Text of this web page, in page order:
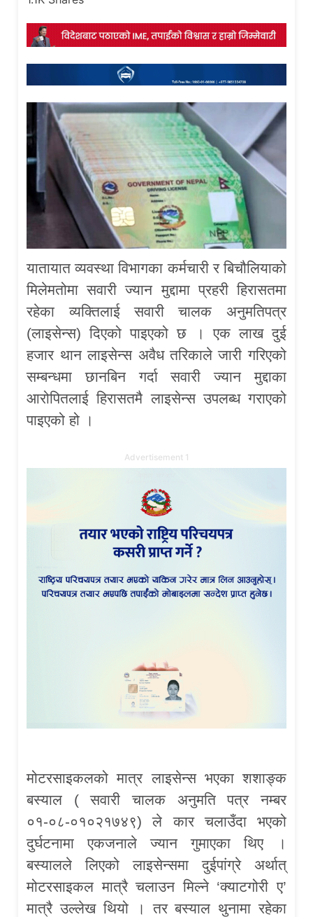
यातायात व्यवस्था विभागका कर्मचारी र बिचौलियाको
मिलेमतोमा सवारी ज्यान मुद्दामा प्रहरी हिरासतमा
रहेका व्यक्तिलाई सवारी चालक अनुमतिपत्र
(लाइसेन्स) दिएको पाइएको छ । एक लाख दुई
हजार थान लाइसेन्स अवैध तरिकाले जारी गरिएको
सम्बन्धमा छानबिन गर्दा सवारी ज्यान मुद्दाका
आरोपितलाई हिरासतमै लाइसेन्स उपलब्ध गराएको
पाइएको हो ।
Advertisement 1
मोटरसाइकलको मात्र लाइसेन्स भएका शशाङ्क
बस्याल ( सवारी चालक अनुमति पत्र नम्बर
०१-०८-०१०२१७४९) ले कार चलाउँदा भएको
दुर्घटनामा एकजनाले ज्यान गुमाएका थिए ।
बस्यालले लिएको लाइसेन्समा दुईपांग्रे अर्थात्
मोटरसाइकल मात्रै चलाउन मिल्ने ‘क्याटगोरी ए’
मात्रै उल्लेख थियो । तर बस्याल थुनामा रहेका